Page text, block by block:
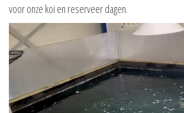
voor onze koi en reserveer dagen.